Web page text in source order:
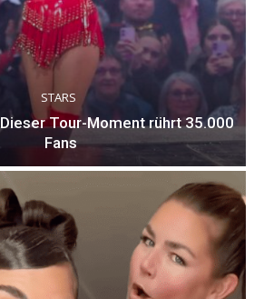
STARS
Tour-Moment rührt 35.000
Fans